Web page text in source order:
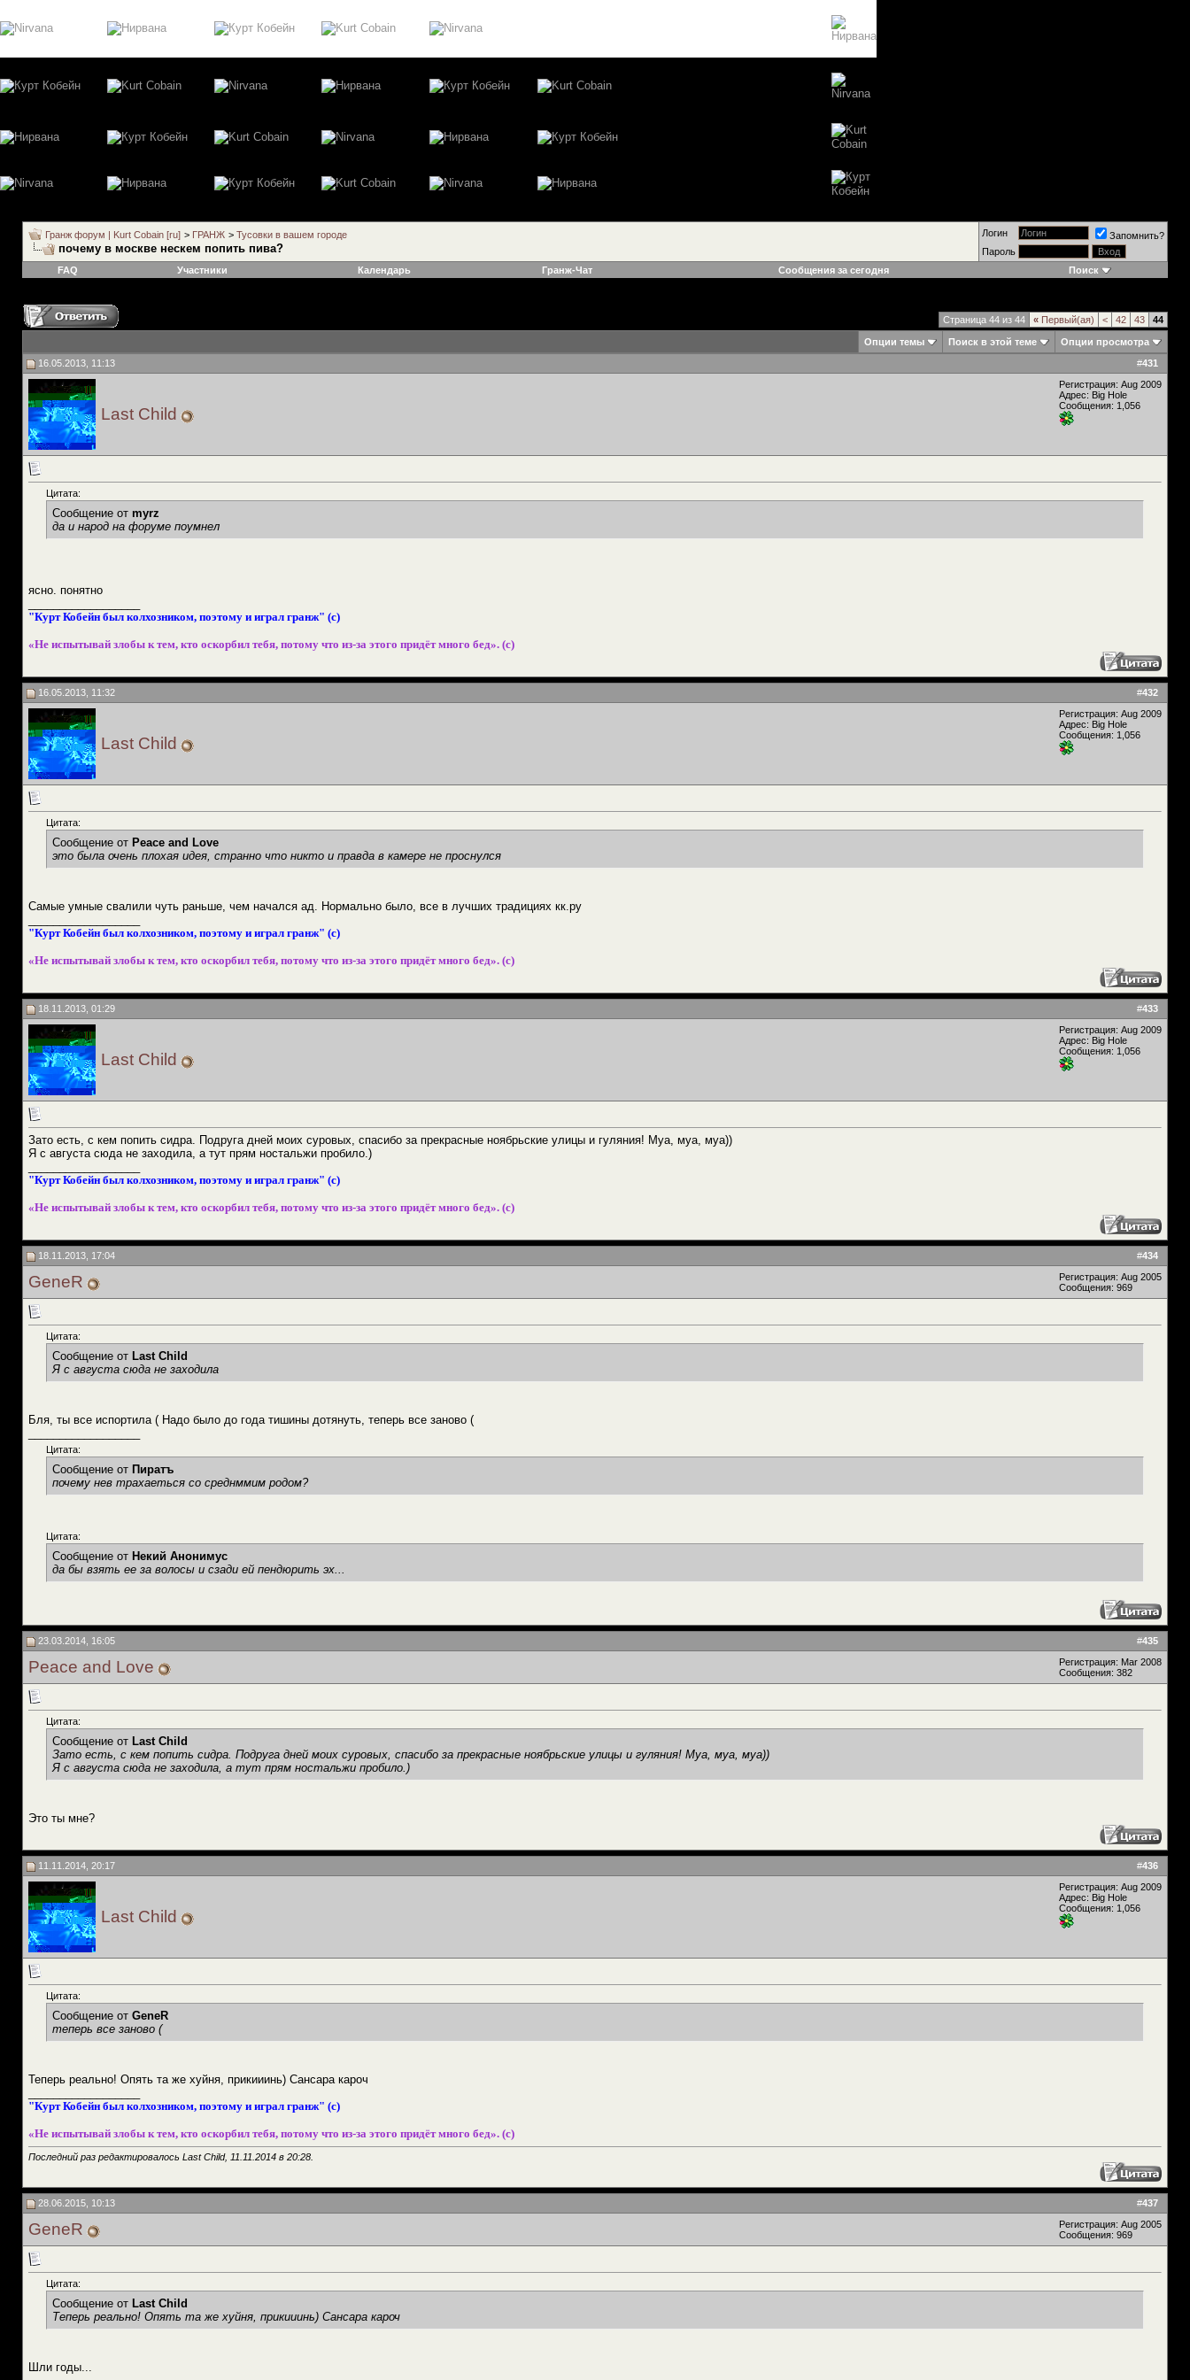
Гранж форум | Kurt Cobain [ru] > ГРАНЖ > Тусовки в вашем городе
почему в москве нескем попить пива?
Логин
Запомнить?
Пароль
FAQ
Участники Календарь Гранж-Чат Сообщения за сегодня Поиск
Страница 44 из 44 « Первый(ая) < 42 43 44
Опции темы Поиск в этой теме
Опции просмотра
#431
16.05.2013, 11:13
Last Child
Регистрация: Aug 2009
Адрес: Big Hole
Сообщения: 1,056
Цитата:
Сообщение от myrz
да и народ на форуме поумнел
ясно. понятно
"Курт Кобейн был колхозником, поэтому и играл гранж" (с)
«Не испытывай злобы к тем, кто оскорбил тебя, потому что из-за этого придёт много бед». (с)
#432
16.05.2013, 11:32
Last Child
Регистрация: Aug 2009
Адрес: Big Hole
Сообщения: 1,056
Цитата:
Сообщение от Peace and Love
это была очень плохая идея, странно что никто и правда в камере не проснулся
Самые умные свалили чуть раньше, чем начался ад. Нормально было, все в лучших традициях кк.ру
"Курт Кобейн был колхозником, поэтому и играл гранж" (с)
«Не испытывай злобы к тем, кто оскорбил тебя, потому что из-за этого придёт много бед». (с)
#433
18.11.2013, 01:29
Last Child
Регистрация: Aug 2009
Адрес: Big Hole
Сообщения: 1,056
Зато есть, с кем попить сидра. Подруга дней моих суровых, спасибо за прекрасные ноябрьские улицы и гуляния! Муа, муа, муа))
Я с августа сюда не заходила, а тут прям ностальжи пробило.)
"Курт Кобейн был колхозником, поэтому и играл гранж" (с)
«Не испытывай злобы к тем, кто оскорбил тебя, потому что из-за этого придёт много бед». (с)
#434
18.11.2013, 17:04
GeneR
Регистрация: Aug 2005
Сообщения: 969
Цитата:
Сообщение от Last Child
Я с августа сюда не заходила
Бля, ты все испортила ( Надо было до года тишины дотянуть, теперь все заново (
Цитата:
Сообщение от Пиратъ
почему нев трахаеться со среднммим родом?
Цитата:
Сообщение от Некий Анонимус
да бы взять ее за волосы и сзади ей пендюрить эх...
#435
23.03.2014, 16:05
Peace and Love
Регистрация: Mar 2008
Сообщения: 382
Цитата:
Сообщение от Last Child
Зато есть, с кем попить сидра. Подруга дней моих суровых, спасибо за прекрасные ноябрьские улицы и гуляния! Муа, муа, муа))
Я с августа сюда не заходила, а тут прям ностальжи пробило.)
Это ты мне?
#436
11.11.2014, 20:17
Last Child
Регистрация: Aug 2009
Адрес: Big Hole
Сообщения: 1,056
Цитата:
Сообщение от GeneR
теперь все заново (
Теперь реально! Опять та же хуйня, прикииинь) Сансара кароч
"Курт Кобейн был колхозником, поэтому и играл гранж" (с)
«Не испытывай злобы к тем, кто оскорбил тебя, потому что из-за этого придёт много бед». (с)
Последний раз редактировалось Last Child, 11.11.2014 в 20:28
#437
28.06.2015, 10:13
GeneR
Регистрация: Aug 2005
Сообщения: 969
Цитата:
Сообщение от Last Child
Теперь реально! Опять та же хуйня, прикииинь) Сансара кароч
Шли годы...